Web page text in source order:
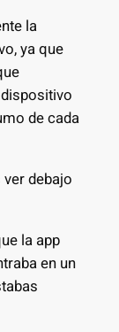
la
ya que
de cada
debajo
la app
en un